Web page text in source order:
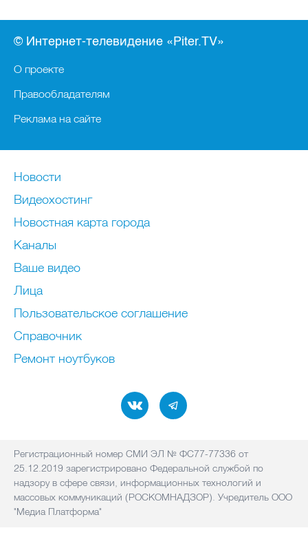
© Интернет-телевидение «Piter.TV»
О проекте
Правообладателям
Реклама на сайте
Новости
Видеохостинг
Новостная карта города
Каналы
Ваше видео
Лица
Пользовательское соглашение
Справочник
Ремонт нoутбуков
Регистрационный номер СМИ ЭЛ № ФС77-77336 от
25.12.2019 зарегистрировано Федеральной службой по
надзору в сфере связи, информационных технологий и
массовых коммуникаций (РОСКОМНАДЗОР). Учредитель ООО
"Медиа Платформа"